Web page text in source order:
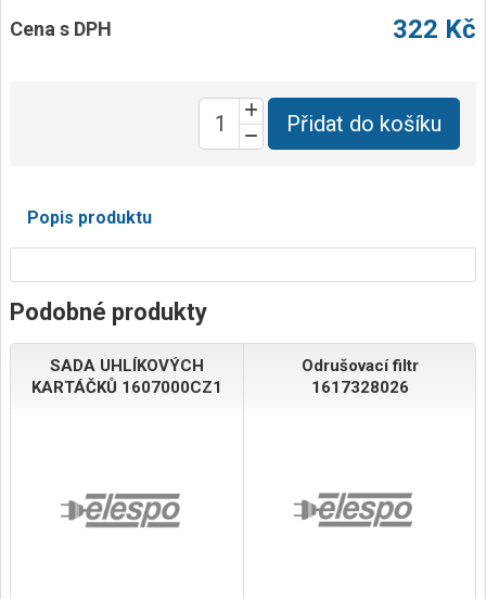
Cena s DPH 322 Kč
Přidat do košíku
Popis produktu
Podobné produkty
SADA UHLÍKOVÝCH
KARTÁČKŮ 1607000CZ1
Odrušovací filtr
1617328026